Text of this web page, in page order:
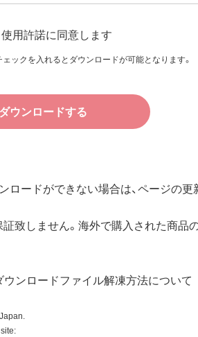
います）の使用許諾契約に同意する
ウェア（ユーティリティ・ファーム
をお客様に非専属的に許諾します。
的所有権を保持します。
してはならないものとします。
逆アセンブル、逆コンパイル、リバー
トウェアの開発もこの規定により禁
使用許諾に同意します
ックを入れるとダウンロードが可能となります。
ダウンロードする
ードができない場合は、ページの更
致しません。海外で購入された商品
ンロードファイル解凍方法について